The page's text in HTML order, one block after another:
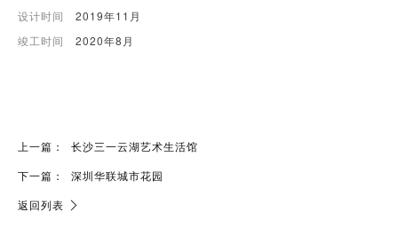
设计时间
2019年11月
竣工时间
2020年8月
上一篇：
长沙三一云湖艺术生活馆
下一篇：
深圳华联城市花园
返回列表